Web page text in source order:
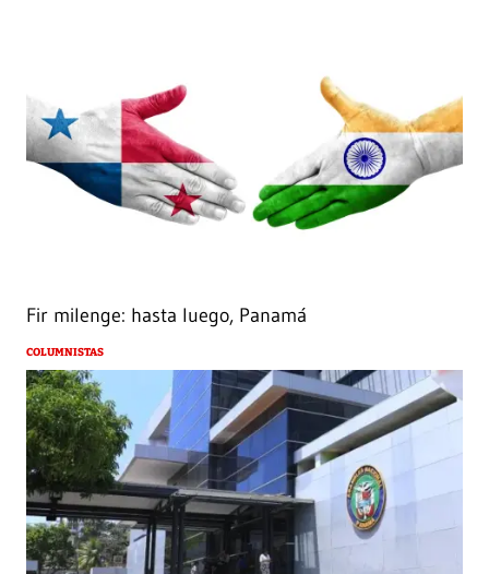
Fir milenge: hasta luego, Panamá
COLUMNISTAS